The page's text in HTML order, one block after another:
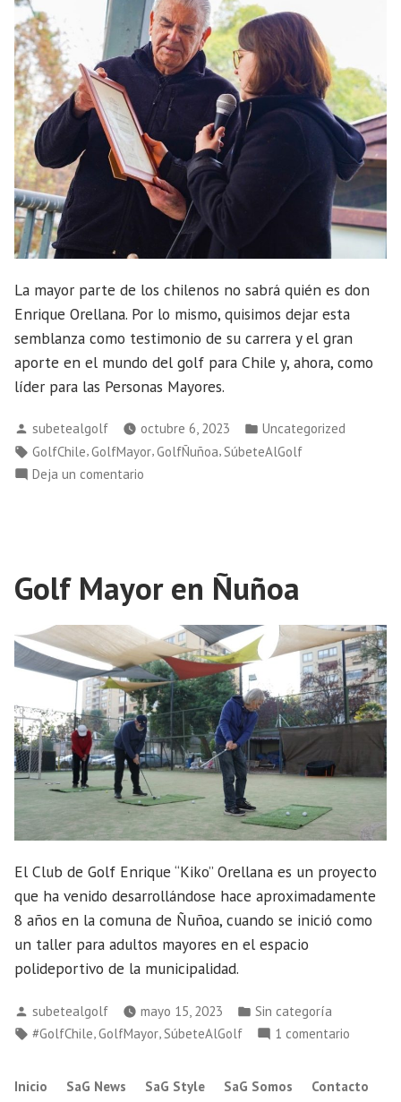
La mayor parte de los chilenos no sabrá quién es don
Enrique Orellana. Por lo mismo, quisimos dejar esta
semblanza como testimonio de su carrera y el gran
aporte en el mundo del golf para Chile y, ahora, como
líder para las Personas Mayores.
Publicado
por
subetealgolf octubre 6, 2023
Publicado
en
Uncategorized
Etiquetas:
GolfChile,GolfMayor,GolfÑuñoa, SúbeteAlGolf
Deja un comentario
Golf Mayor en Ñuñoa
El Club de Golf Enrique “Kiko” Orellana es un proyecto
que ha venido desarrollándose hace aproximadamente
8 años en la comuna de Ñuñoa, cuando se inició como
un taller para adultos mayores en el espacio
polideportivo de la municipalidad.
Publicado
por
subetealgolf mayo 15, 2023
Publicado
en
Sin categoría
Etiquetas:
#GolfChile,GolfMayor,SúbeteAlGolf 1 comentario
Inicio SaG News SaG Style SaG Somos Contacto